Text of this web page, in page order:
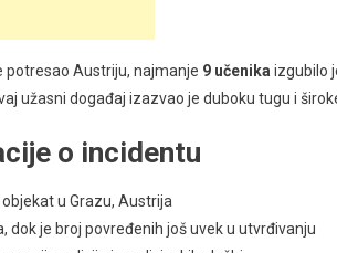
potresao Austriju, najmanje 9 učenika izgubilo
užasni događaj izazvao je duboku tugu i
o incidentu
objekat u Grazu, Austrija
dok je broj povređenih još uvek u utvrđivanju